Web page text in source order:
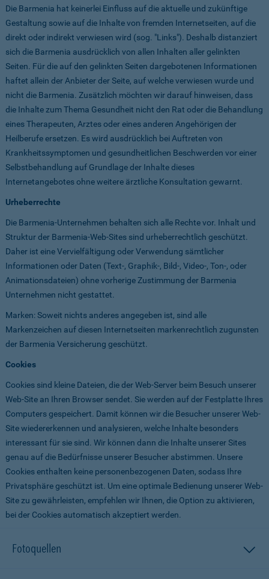
Die Barmenia hat keinerlei Einfluss auf die aktuelle und zukünftige
Gestaltung sowie auf die Inhalte von fremden Internetseiten, auf die
direkt oder indirekt verwiesen wird (sog. "Links"). Deshalb distanziert
sich die Barmenia ausdrücklich von allen Inhalten aller gelinkten
Seiten. Für die auf den gelinkten Seiten dargebotenen Informationen
haftet allein der Anbieter der Seite, auf welche verwiesen wurde und
nicht die Barmenia. Zusätzlich möchten wir darauf hinweisen, dass
die Inhalte zum Thema Gesundheit nicht den Rat oder die Behandlung
eines Therapeuten, Arztes oder eines anderen Angehörigen der
Heilberufe ersetzen. Es wird ausdrücklich bei Auftreten von
Krankheitssymptomen und gesundheitlichen Beschwerden vor einer
Selbstbehandlung auf Grundlage der Inhalte dieses
Internetangebotes ohne weitere ärztliche Konsultation gewarnt.
Urheberrechte
Die Barmenia-Unternehmen behalten sich alle Rechte vor. Inhalt und
Struktur der Barmenia-Web-Sites sind urheberrechtlich geschützt.
Daher ist eine Vervielfältigung oder Verwendung sämtlicher
Informationen oder Daten (Text-, Graphik-, Bild-, Video-, Ton-, oder
Animationsdateien) ohne vorherige Zustimmung der Barmenia
Unternehmen nicht gestattet.
Marken: Soweit nichts anderes angegeben ist, sind alle
Markenzeichen auf diesen Internetseiten markenrechtlich zugunsten
der Barmenia Versicherung geschützt.
Cookies
Cookies sind kleine Dateien, die der Web-Server beim Besuch unserer
Web-Site an Ihren Browser sendet. Sie werden auf der Festplatte Ihres
Computers gespeichert. Damit können wir die Besucher unserer Web-
Site wiedererkennen und analysieren, welche Inhalte besonders
interessant für sie sind. Wir können dann die Inhalte unserer Sites
genau auf die Bedürfnisse unserer Besucher abstimmen. Unsere
Cookies enthalten keine personenbezogenen Daten, sodass Ihre
Privatsphäre geschützt ist. Um eine optimale Bedienung unserer Web-
Site zu gewährleisten, empfehlen wir Ihnen, die Option zu aktivieren,
bei der Cookies automatisch akzeptiert werden.
Fotoquellen